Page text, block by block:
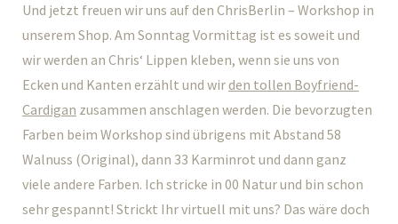
Und jetzt freuen wir uns auf den ChrisBerlin – Workshop in
unserem Shop. Am Sonntag Vormittag ist es soweit und
wir werden an Chris‘ Lippen kleben, wenn sie uns von
Ecken und Kanten erzählt und wirden tollen Boyfriend-
Cardigan zusammen anschlagen werden. Die bevorzugten
Farben beim Workshop sind übrigens mit Abstand 58
Walnuss (Original), dann 33 Karminrot und dann ganz
viele andere Farben. Ich stricke in 00 Natur und bin schon
sehr gespannt! Strickt Ihr virtuell mit uns? Das wäre doch